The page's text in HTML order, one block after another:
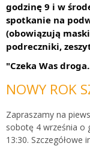
godzinę 9 i w
spotkanie na
(obowiązują
podreczniki,
"Czeka Was
NOWY ROK
Zapraszamy na
sobotę 4 września o
13:30.